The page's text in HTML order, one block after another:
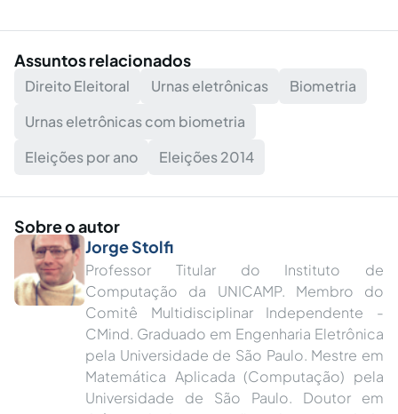
Assuntos relacionados
Direito Eleitoral Urnas eletrônicas
Biometria
Urnas eletrônicas com biometria
Eleições por ano
Eleições 2014
Sobre o autor
Jorge Stolfi
Professor Titular do Instituto de
Computação da UNICAMP. Membro do
Comitê Multidisciplinar Independente -
CMind. Graduado em Engenharia Eletrônica
pela Universidade de São Paulo. Mestre em
Matemática Aplicada (Computação) pela
Universidade de São Paulo. Doutor em